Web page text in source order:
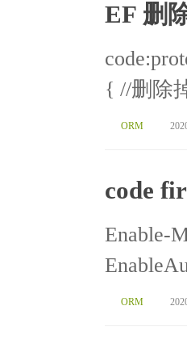
EF 删
{ //删除
ORM
code
Enable-
ORM